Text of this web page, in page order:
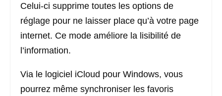
Celui-ci supprime toutes les options de
réglage pour ne laisser place qu’à votre page
internet. Ce mode améliore la lisibilité de
l’information.
Via le logiciel iCloud pour Windows, vous
pourrez même synchroniser les favoris